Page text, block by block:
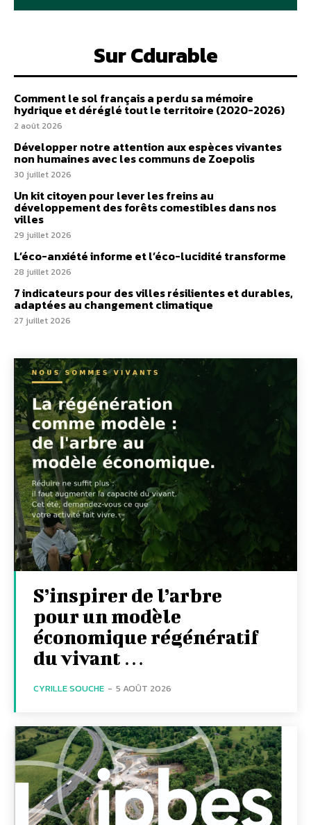
Sur Cdurable
Comment le sol français a perdu sa mémoire
hydrique et déréglé tout le territoire (2020-2026)
2 août 2026
Développer notre attention aux espèces vivantes
non humaines avec les communs de Zoepolis
30 juillet 2026
Un kit citoyen pour lever les freins au
développement des forêts comestibles dans nos
villes
29 juillet 2026
L’éco-anxiété informe et l’éco-lucidité transforme
28 juillet 2026
7 indicateurs pour des villes résilientes et durables,
adaptées au changement climatique
27 juillet 2026
S’inspirer de l’arbre
pour un modèle
économique régénératif
du vivant …
CYRILLE SOUCHE - 5 AOÛT 2026